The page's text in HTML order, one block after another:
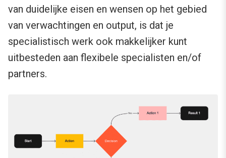
van duidelijke eisen en wensen op het gebied
van verwachtingen en output, is dat je
specialistisch werk ook makkelijker kunt
uitbesteden aan flexibele specialisten en/of
partners.